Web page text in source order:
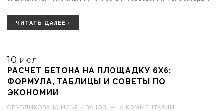
ЧИТАТЬ ДАЛЕЕ
10 ИЮЛ
РАСЧЕТ БЕТОНА НА ПЛОЩАДКУ 6Х6:
ФОРМУЛА, ТАБЛИЦЫ И СОВЕТЫ ПО
ЭКОНОМИИ
ОПУБЛИКОВАНО ИЛЬЯ ИВАНОВ — 0 КОММЕНТАРИИ